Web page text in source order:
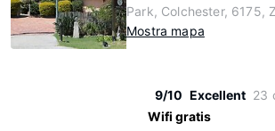
Park, Colchester, 6175,
Mostra mapa
9/10 Excellent 23
Wifi gratis